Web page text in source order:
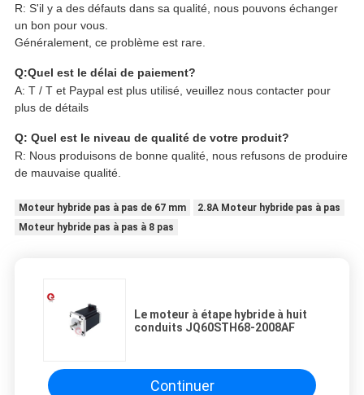
R: S'il y a des défauts dans sa qualité, nous pouvons échanger
un bon pour vous.
Généralement, ce problème est rare.
Q:Quel est le délai de paiement?
A: T / T et Paypal est plus utilisé, veuillez nous contacter pour
plus de détails
Q: Quel est le niveau de qualité de votre produit?
R: Nous produisons de bonne qualité, nous refusons de produire
de mauvaise qualité.
Moteur hybride pas à pas de 67 mm
2.8A Moteur hybride pas à pas
Moteur hybride pas à pas à 8 pas
Le moteur à étape hybride à huit
conduits JQ60STH68-2008AF
Continuer